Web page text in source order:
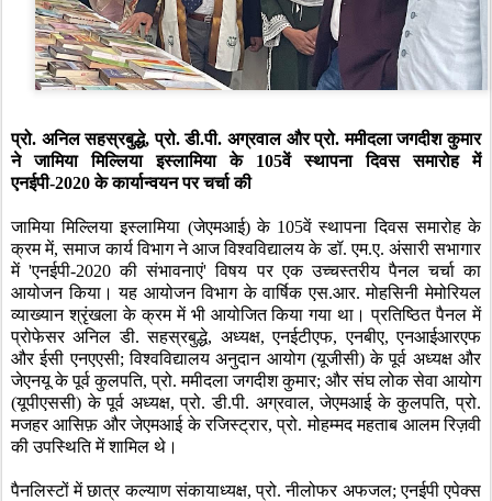
प्रो. अनिल सहस्रबुद्धे,प्रो. डी.पी. अग्रवाल और प्रो. ममीदला जगदीश कुमार
ने जामिया मिल्लिया इस्लामिया के 105वें स्थापना दिवस समारोह में
एनईपी-2020 के कार्यान्वयन पर चर्चा की
जामिया मिल्लिया इस्लामिया (जेएमआई) के 105वें स्थापना दिवस समारोह के
क्रम में,समाज कार्य विभाग ने आज विश्वविद्यालय के डॉ. एम.ए. अंसारी सभागार
में'एनईपी-2020 की संभावनाएं'विषय पर एक उच्चस्तरीय पैनल चर्चा का
आयोजन किया। यह आयोजन विभाग के वार्षिक एस.आर. मोहसिनी मेमोरियल
व्याख्यान श्रृंखला के क्रम में भी आयोजित किया गया था। प्रतिष्ठित पैनल में
प्रोफेसर अनिल डी. सहस्रबुद्धे, अध्यक्ष,एनईटीएफ, एनबीए,एनआईआरएफ
और ईसी एनएएसी;विश्वविद्यालय अनुदान आयोग (यूजीसी) के पूर्व अध्यक्ष और
जेएनयू के पूर्व कुलपति,प्रो. ममीदला जगदीश कुमार; और संघ लोक सेवा आयोग
(यूपीएससी) के पूर्व अध्यक्ष,प्रो. डी.पी. अग्रवाल,जेएमआई के कुलपति,प्रो.
मजहर आसिफ़ और जेएमआई के रजिस्ट्रार,प्रो. मोहम्मद महताब आलम रिज़वी
की उपस्थिति में शामिल थे।
पैनलिस्टों में छात्र कल्याण संकायाध्यक्ष,प्रो. नीलोफर अफजल;एनईपी एपेक्स